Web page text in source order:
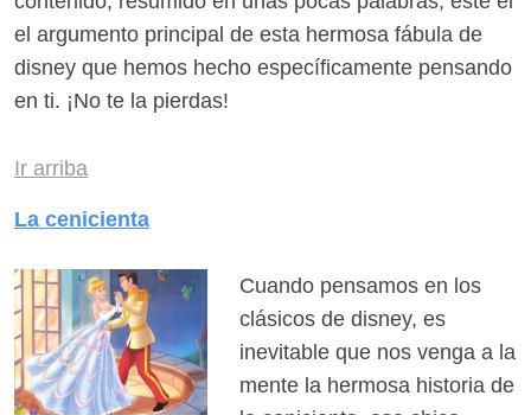
el argumento principal de esta hermosa fábula de
disney que hemos hecho específicamente pensando
en ti. ¡No te la pierdas!
Ir arriba
La cenicienta
Cuando pensamos en los
clásicos de disney, es
inevitable que nos venga a la
mente la hermosa historia de